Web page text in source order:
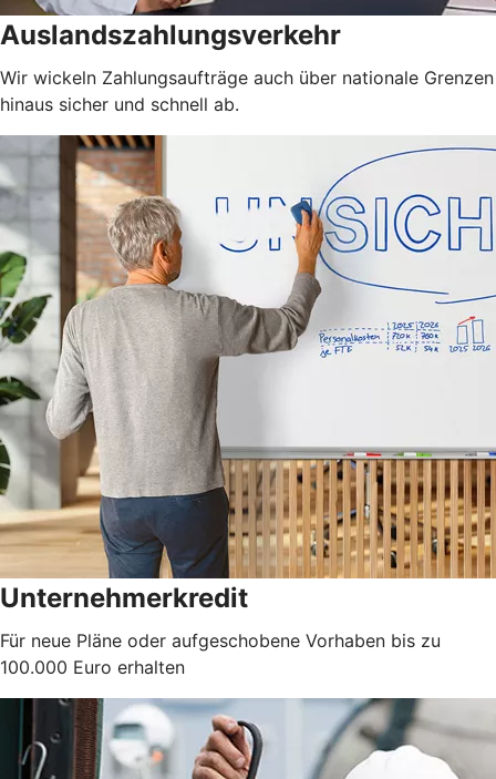
Auslandszahlungsverkehr
Wir wickeln Zahlungsaufträge auch über nationale Grenzen
hinaus sicher und schnell ab.
Unternehmerkredit
Für neue Pläne oder aufgeschobene Vorhaben bis zu
100.000 Euro erhalten